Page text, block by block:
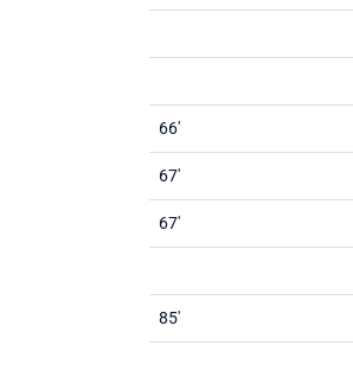
66'
67'
67'
85'